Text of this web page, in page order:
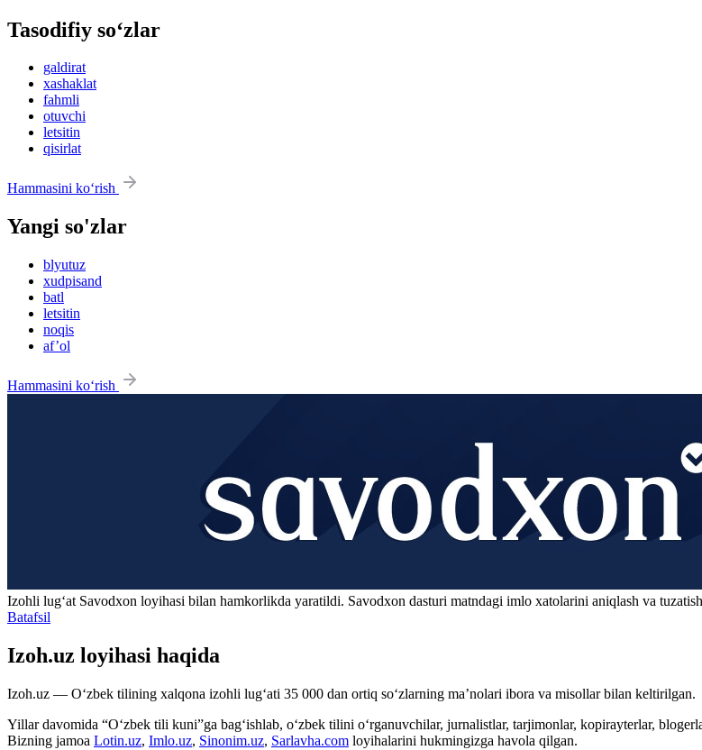
Tasodifiy so‘zlar
galdirat
xashaklat
fahmli
otuvchi
letsitin
qisirlat
Hammasini ko‘rish
Yangi so'zlar
blyutuz
xudpisand
batl
letsitin
noqis
af’ol
Hammasini ko‘rish
Izohli lugʻat Savodxon loyihasi bilan hamkorlikda yaratildi. Savodxon dasturi matndagi imlo xatolarini aniqlash va
Batafsil
Izoh.uz loyihasi haqida
Izoh.uz — O‘zbek tilining xalqona izohli lug‘ati 35 000 dan ortiq so‘zlarning ma’nolari ibora va misollar bilan keltirilgan.
Yillar davomida “O‘zbek tili kuni”ga bag‘ishlab, o‘zbek tilini o‘rganuvchilar, jurnalistlar, tarjimonlar, kopirayterlar,
Bizning jamoa Lotin.uz, Imlo.uz, Sinonim.uz, Sarlavha.com loyihalarini hukmingizga havola qilgan.